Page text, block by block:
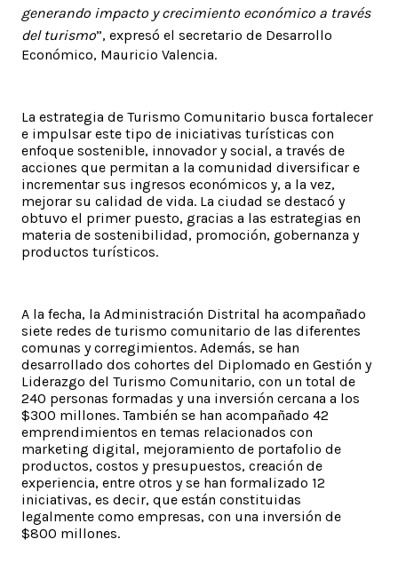
generando impacto y crecimiento económico a través
del turismo”, expresó el secretario de Desarrollo
Económico, Mauricio Valencia.
La estrategia de Turismo Comunitario busca fortalecer
e impulsar este tipo de iniciativas turísticas con
enfoque sostenible, innovador y social, a través de
acciones que permitan a la comunidad diversificar e
incrementar sus ingresos económicos y, a la vez,
mejorar su calidad de vida. La ciudad se destacó y
obtuvo el primer puesto, gracias a las estrategias en
materia de sostenibilidad, promoción, gobernanza y
productos turísticos.
A la fecha, la Administración Distrital ha acompañado
siete redes de turismo comunitario de las diferentes
comunas y corregimientos. Además, se han
desarrollado dos cohortes del Diplomado en Gestión y
Liderazgo del Turismo Comunitario, con un total de
240 personas formadas y una inversión cercana a los
$300 millones. También se han acompañado 42
emprendimientos en temas relacionados con
marketing digital, mejoramiento de portafolio de
productos, costos y presupuestos, creación de
experiencia, entre otros y se han formalizado 12
iniciativas, es decir, que están constituidas
legalmente como empresas, con una inversión de
$800 millones.